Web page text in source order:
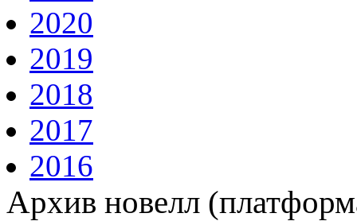
2020
2019
2018
2017
2016
Архив новелл